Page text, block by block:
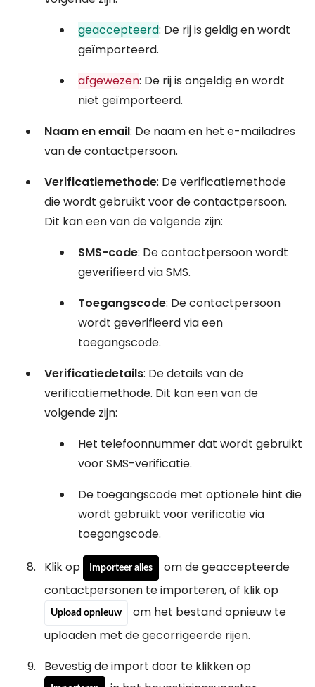
geaccepteerd: De rij is geldig en wordt
geïmporteerd.
afgewezen: De rij is ongeldig en wordt
niet geïmporteerd.
Naam en email: De naam en het e-mailadres
van de contactpersoon.
Verificatiemethode: De verificatiemethode
die wordt gebruikt voor de contactpersoon.
Dit kan een van de volgende zijn:
SMS-code: De contactpersoon wordt
geverifieerd via SMS.
Toegangscode: De contactpersoon
wordt geverifieerd via een
toegangscode.
Verificatiedetails: De details van de
verificatiemethode. Dit kan een van de
volgende zijn:
Het telefoonnummer dat wordt gebruikt
voor SMS-verificatie.
De toegangscode met optionele hint die
wordt gebruikt voor verificatie via
toegangscode.
Klik op Importeer alles
om de geaccepteerde
contactpersonen te importeren, of klik op
Upload opnieuw
om het bestand opnieuw te
uploaden met de gecorrigeerde rijen.
Bevestig de import door te klikken op